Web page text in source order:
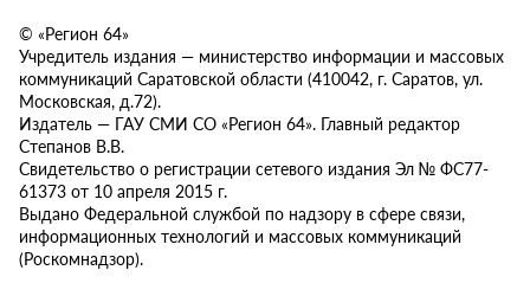
© «Регион 64»
Учредитель издания — министерство информации и массовых
коммуникаций Саратовской области (410042, г. Саратов, ул.
Московская, д.72).
Издатель — ГАУ СМИ СО «Регион 64». Главный редактор
Степанов В.В.
Свидетельство о регистрации сетевого издания Эл № ФС77-
61373 от 10 апреля 2015 г.
Выдано Федеральной службой по надзору в сфере связи,
информационных технологий и массовых коммуникаций
(Роскомнадзор).